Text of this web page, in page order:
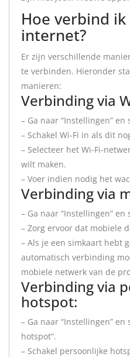
Hoe verbind
internet?
Er zijn verschillende
te verbinden. Hieronder
manieren:
Verbinding via
– Ga naar “Instellingen” en
– Schakel Wi-Fi in als dit
– Selecteer het Wi-Fi-
wilt maken.
– Voer indien nodig het
Verbinding via
– Ga naar “Instellingen”
– Zorg ervoor dat mobiele
– Als je een simkaart hebt
automatisch verbinding
mobiele netwerk van de
Verbinding via
hotspot:
– Ga naar “Instellingen” en
hotspot”.
– Schakel persoonlijke